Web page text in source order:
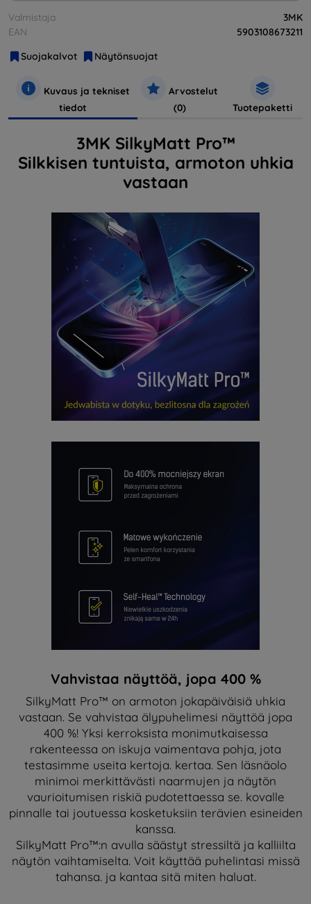
Valmistaja
3MK
EAN
5903108673211
Suojakalvot
Näytönsuojat
Kuvaus ja tekniset
tiedot
Arvostelut
(0)
Tuotepaketti
3MK SilkyMatt Pro™
Silkkisen tuntuista, armoton uhkia
vastaan
Vahvistaa näyttöä, jopa 400 %
SilkyMatt Pro™ on armoton jokapäiväisiä uhkia
vastaan. Se vahvistaa älypuhelimesi näyttöä jopa
400 %! Yksi kerroksista monimutkaisessa
rakenteessa on iskuja vaimentava pohja, jota
testasimme useita kertoja. kertaa. Sen läsnäolo
minimoi merkittävästi naarmujen ja näytön
vaurioitumisen riskiä pudotettaessa se. kovalle
pinnalle tai joutuessa kosketuksiin terävien esineiden
kanssa.
SilkyMatt Pro™:n avulla säästyt stressiltä ja kalliilta
näytön vaihtamiselta. Voit käyttää puhelintasi missä
tahansa. ja kantaa sitä miten haluat.